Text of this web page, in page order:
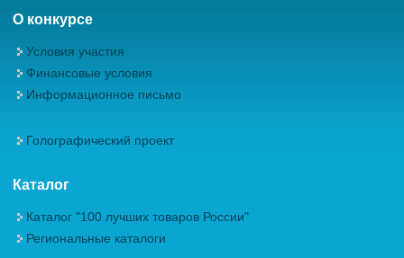
О конкурсе
Условия участия
Финансовые условия
Информационное письмо
Голографический проект
Каталог
Каталог "100 лучших товаров России"
Региональные каталоги